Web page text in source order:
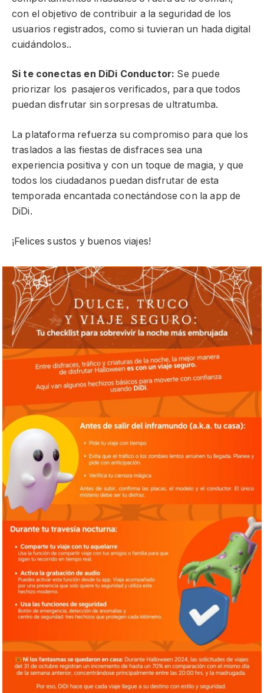
con el objetivo de contribuir a la seguridad de los
usuarios registrados, como si tuvieran un hada digital
cuidándolos..
Si te conectas en DiDi Conductor: Se puede
priorizar los pasajeros verificados, para que todos
puedan disfrutar sin sorpresas de ultratumba.
La plataforma refuerza su compromiso para que los
traslados a las fiestas de disfraces sea una
experiencia positiva y con un toque de magia, y que
todos los ciudadanos puedan disfrutar de esta
temporada encantada conectándose con la app de
DiDi.
¡Felices sustos y buenos viajes!